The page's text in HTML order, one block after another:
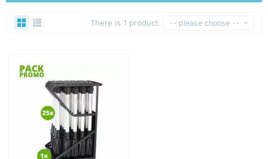
dostępu.
There is 1 product. -- please choose --